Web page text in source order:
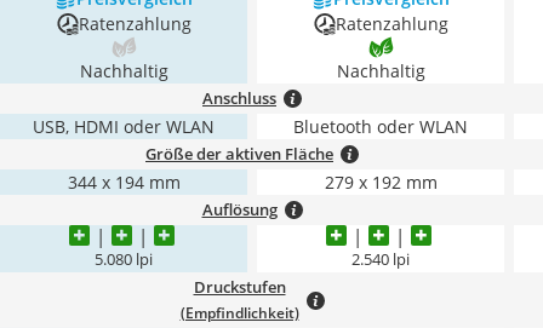
Ratenzahlung
Ratenzahlung
Nachhaltig Nachhaltig
Anschluss
USB, HDMI oder WLAN Bluetooth oder WLAN
Größe der aktiven Fläche
344 x 194 mm 279 x 192 mm
Auflösung
5.080 lpi 2.540 lpi
Druckstufen
(Empfindlichkeit)